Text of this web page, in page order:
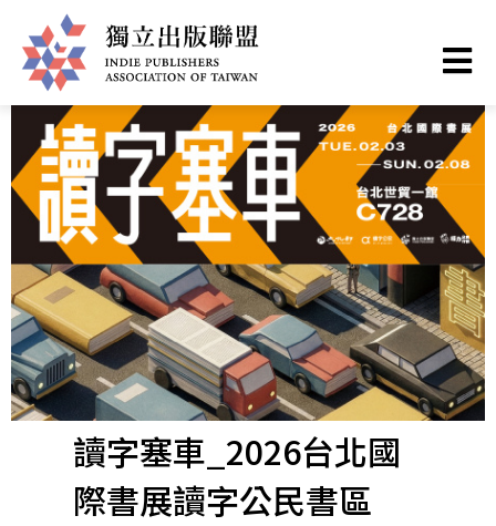
至
主
內
容
獨
立
出
版
聯
盟
讀字塞車_2026台北國
際書展讀字公民書區